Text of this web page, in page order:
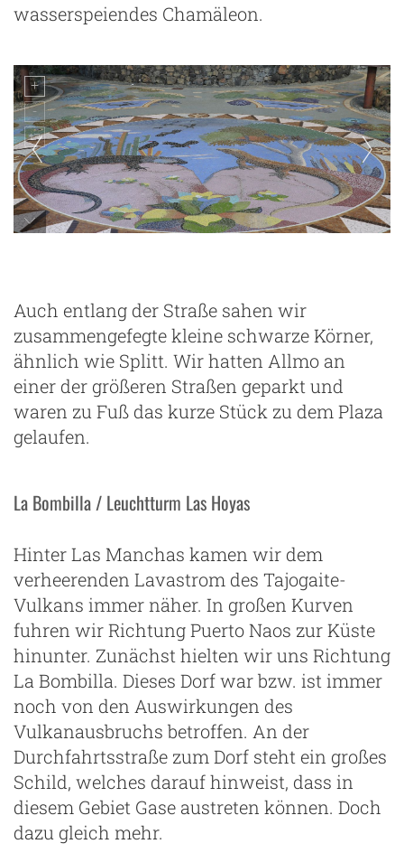
wasserspeiendes Chamäleon.
Auch entlang der Straße sahen wir
zusammengefegte kleine schwarze Körner,
ähnlich wie Splitt. Wir hatten Allmo an
einer der größeren Straßen geparkt und
waren zu Fuß das kurze Stück zu dem Plaza
gelaufen.
La Bombilla / Leuchtturm Las Hoyas
Hinter Las Manchas kamen wir dem
verheerenden Lavastrom des Tajogaite-
Vulkans immer näher. In großen Kurven
fuhren wir Richtung Puerto Naos zur Küste
hinunter. Zunächst hielten wir uns Richtung
La Bombilla. Dieses Dorf war bzw. ist immer
noch von den Auswirkungen des
Vulkanausbruchs betroffen. An der
Durchfahrtsstraße zum Dorf steht ein großes
Schild, welches darauf hinweist, dass in
diesem Gebiet Gase austreten können. Doch
dazu gleich mehr.